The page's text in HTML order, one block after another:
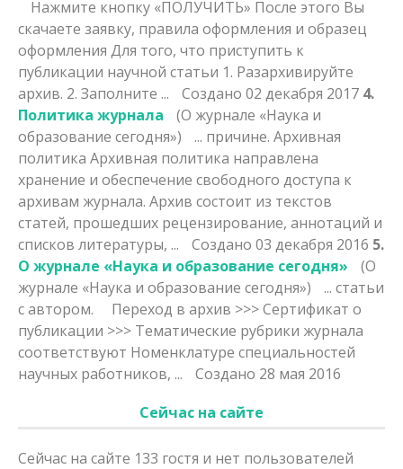
Нажмите кнопку «ПОЛУЧИТЬ» После этого Вы
скачаете заявку, правила оформления и образец
оформления Для того, что приступить к
публикации научной статьи 1. Разархивируйте
архив. 2. Заполните ...
Создано 02 декабря 2017 4.
Политика журнала
(О журнале «Наука и
образование сегодня»)
... причине. Архивная
политика Архивная политика направлена
хранение и обеспечение свободного доступа к
архивам журнала. Архив состоит из текстов
статей, прошедших рецензирование, аннотаций и
списков литературы, ...
Создано 03 декабря 2016 5.
О журнале «Наука и образование сегодня»
(О
журнале «Наука и образование сегодня»)
... статьи
с автором. Переход в архив >>> Сертификат о
публикации >>> Тематические рубрики журнала
соответствуют Номенклатуре специальностей
научных работников, ...
Создано 28 мая 2016
Сейчас на сайте
Сейчас на сайте 133 гостя и нет пользователей